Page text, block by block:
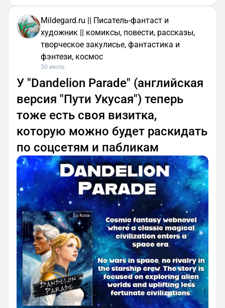
Mildegard.ru || Писатель-фантаст и
художник || комиксы, повести, рассказы,
творческое закулисье, фантастика и
фэнтези, космос
30 июль
У "Dandelion Parade" (английская
версия "Пути Укусая") теперь
тоже есть своя визитка,
которую можно будет раскидать
по соцсетям и пабликам